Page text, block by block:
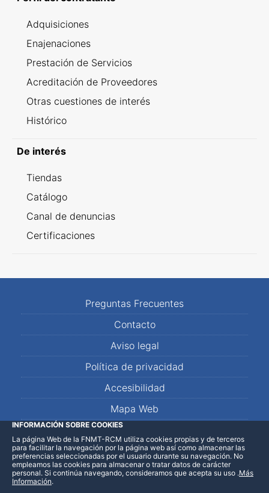
Adquisiciones
Enajenaciones
Prestación de Servicios
Acreditación de Proveedores
Otras cuestiones de interés
Histórico
De interés
Tiendas
Catálogo
Canal de denuncias
Certificaciones
Preguntas Frecuentes
Contacto
Aviso legal
Política de privacidad
Accesibilidad
Mapa Web
LinkedInFacebookWhatsApp
INFORMACIÓN SOBRE COOKIES
La página Web de la FNMT-RCM utiliza cookies propias y de terceros
para facilitar la navegación por la página web así como almacenar las
preferencias seleccionadas por el usuario durante su navegación. No
empleamos las cookies para almacenar o tratar datos de carácter
personal. Si continúa navegando, consideramos que acepta su uso .Más
Información.